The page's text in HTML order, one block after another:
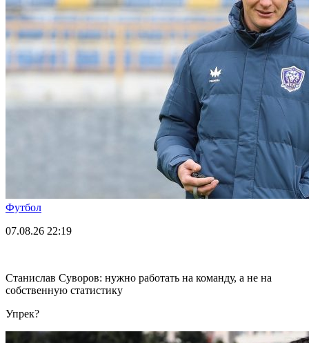
Футбол
07.08.26 22:19
Станислав Суворов: нужно работать на команду, а не на
собственную статистику
Упрек?